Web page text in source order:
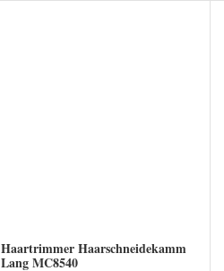
Haartrimmer Haarschneidekamm
Lang MC8540